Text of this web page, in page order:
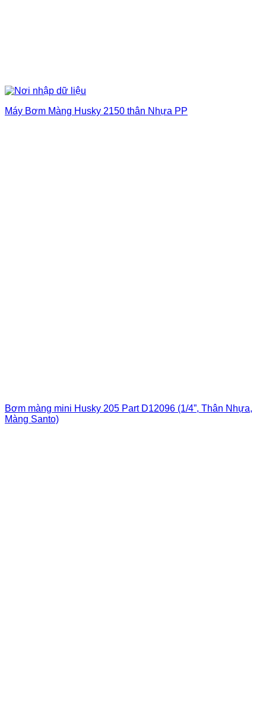
Máy Bơm Màng Husky 2150 thân Nhựa PP
Bơm màng mini Husky 205 Part D12096 (1/4”, Thân Nhựa,
Màng Santo)